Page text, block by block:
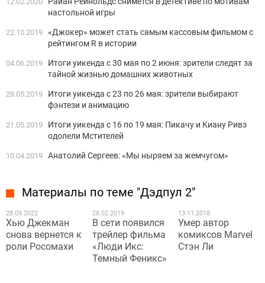
настольной игры
22.10.2019 «Джокер» может стать самым кассовым фильмом с
рейтингом R в истории
04.06.2019
Итоги уикенда с 30 мая по 2 июня: зрители следят за
тайной жизнью домашних животных
28.05.2019
Итоги уикенда с 23 по 26 мая: зрители выбирают
фэнтези и анимацию
21.05.2019
Итоги уикенда с 16 по 19 мая: Пикачу и Киану Ривз
одолели Мстителей
10.04.2019 Анатолий Сергеев: «Мы ныряем за жемчугом»
Материалы по теме "Дэдпул 2"
28.09.2022
Хью Джекман
снова вернется к
роли Росомахи
28.02.2019
В сети появился
трейлер фильма
«Люди Икс:
Темный Феникс»
13.11.2018
Умер автор
комиксов Marvel
Стэн Ли